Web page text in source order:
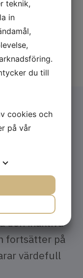
operatören
den inaktiva
fortsätter på
värdefull
teknik,
in
du till
cookies och
på vår
STATISTIK